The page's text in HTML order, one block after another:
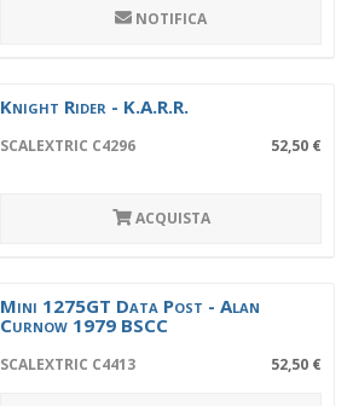
NOTIFICA
Knight Rider - K.A.R.R.
SCALEXTRIC C4296 52,50 €
ACQUISTA
Mini 1275GT Data Post - Alan
Curnow 1979 BSCC
SCALEXTRIC C4413 52,50 €